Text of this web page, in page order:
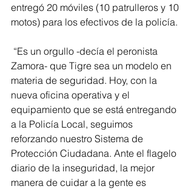
entregó 20 móviles (10 patrulleros y 10
motos) para los efectivos de la policía.
Zamora- que Tigre sea un modelo en
materia de seguridad. Hoy, con la
nueva oficina operativa y el
equipamiento que se está entregando
a la Policía Local, seguimos
reforzando nuestro Sistema de
Protección Ciudadana. Ante el flagelo
diario de la inseguridad, la mejor
manera de cuidar a la gente es